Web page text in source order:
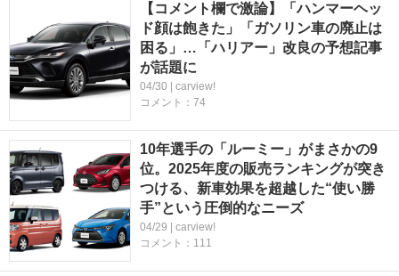
【コメント欄で激論】「ハンマーヘッ
ド顔は飽きた」「ガソリン車の廃止は
困る」…「ハリアー」改良の予想記事
が話題に
04/30 | carview!
コメント：74
10年選手の「ルーミー」がまさかの9
位。2025年度の販売ランキングが突き
つける、新車効果を超越した“使い勝
手”という圧倒的なニーズ
04/29 | carview!
コメント：111